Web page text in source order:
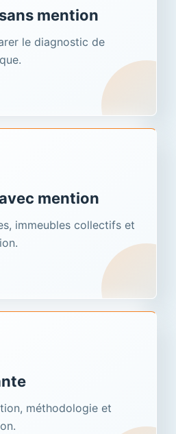
mention
le diagnostic de
mention
immeubles collectifs et
méthodologie et